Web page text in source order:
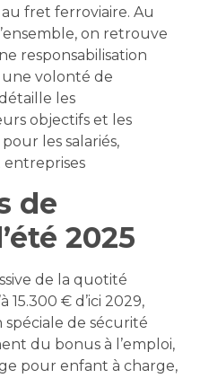
fret ferroviaire. Au
on retrouve
responsabilisation
volonté de
les
objectifs et les
les salariés,
entreprises
de
2025
de la quotité
15.300 € d’ici 2029,
de sécurité
du bonus à l’emploi,
pour enfant à charge,